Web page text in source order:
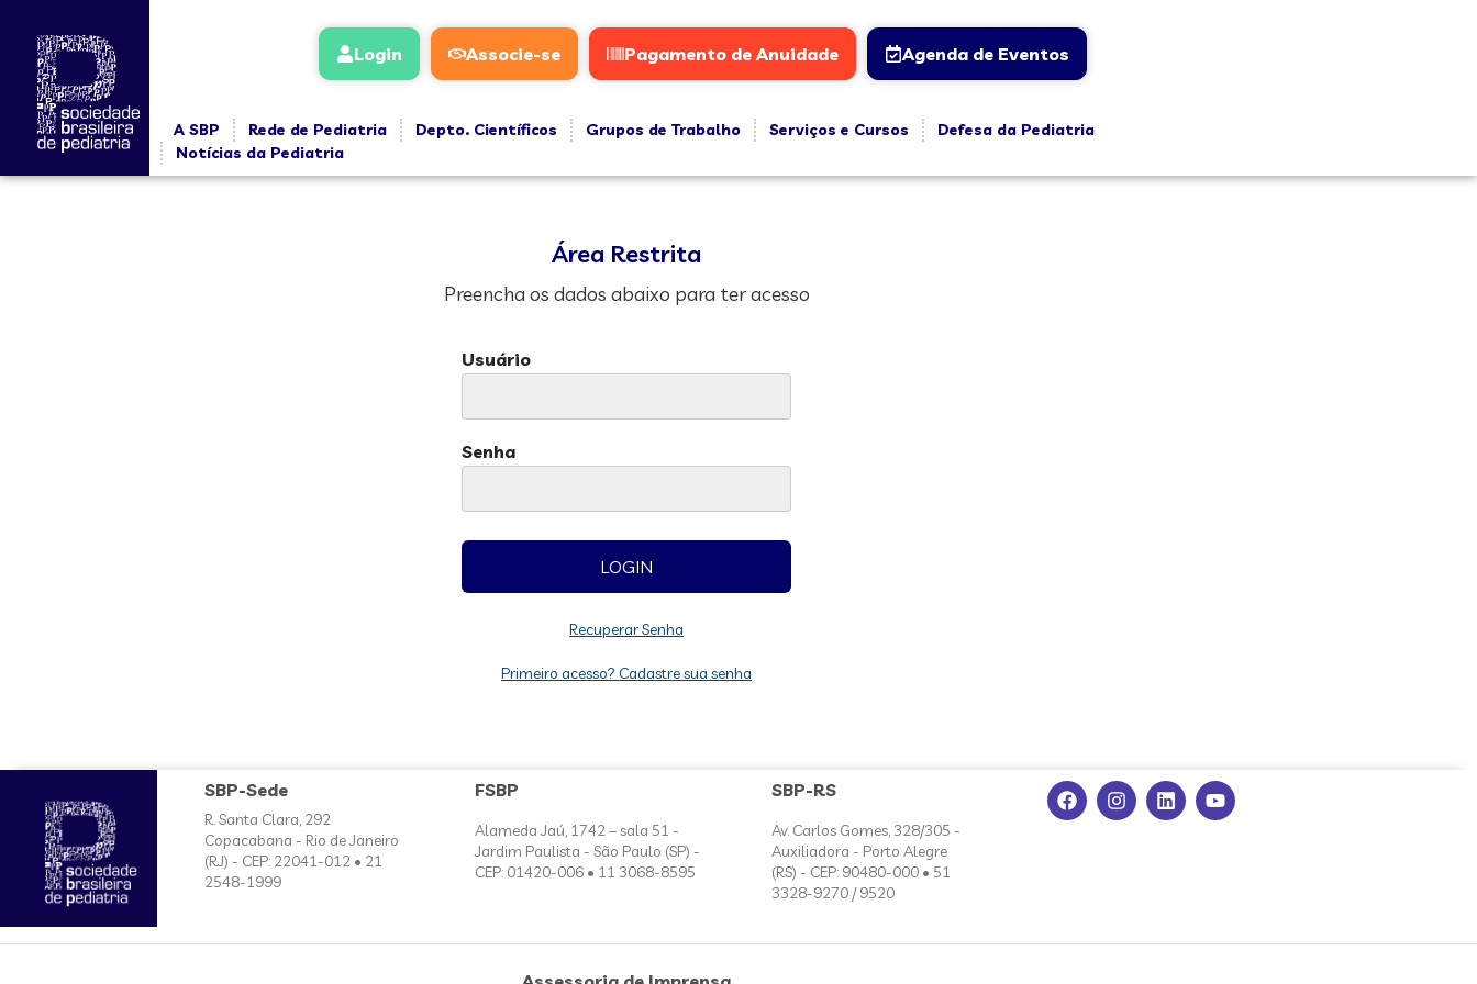
Login Associe-se Pagamento de Anuidade Agenda de Eventos
A SBP Rede de Pediatria Depto. Científicos Grupos de Trabalho Serviços e Cursos
Defesa da Pediatria
Notícias da Pediatria
Área Restrita
Preencha os dados abaixo para ter acesso
Usuário
Senha
Recuperar Senha
Primeiro acesso? Cadastre sua senha
SBP-Sede
R. Santa Clara, 292
Copacabana - Rio de Janeiro
(RJ) - CEP: 22041-012 • 21
2548-1999
FSBP
Alameda Jaú, 1742 – sala 51 -
Jardim Paulista - São Paulo (SP) -
CEP: 01420-006 • 11 3068-8595
SBP-RS
Av. Carlos Gomes, 328/305 -
Auxiliadora - Porto Alegre
(RS) - CEP: 90480-000 • 51
3328-9270 / 9520